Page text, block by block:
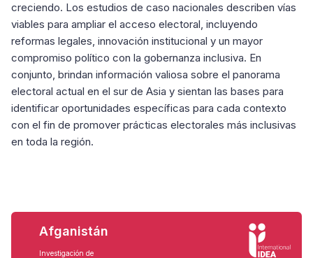
creciendo. Los estudios de caso nacionales describen vías
viables para ampliar el acceso electoral, incluyendo
reformas legales, innovación institucional y un mayor
compromiso político con la gobernanza inclusiva. En
conjunto, brindan información valiosa sobre el panorama
electoral actual en el sur de Asia y sientan las bases para
identificar oportunidades específicas para cada contexto
con el fin de promover prácticas electorales más inclusivas
en toda la región.
Afganistán
Investigación de